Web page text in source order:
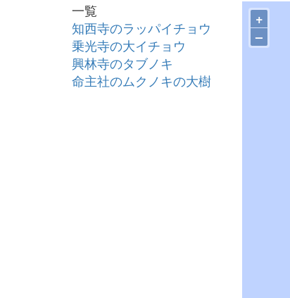
一覧
知西寺のラッパイチョウ
乗光寺の大イチョウ
興林寺のタブノキ
命主社のムクノキの大樹
+
–